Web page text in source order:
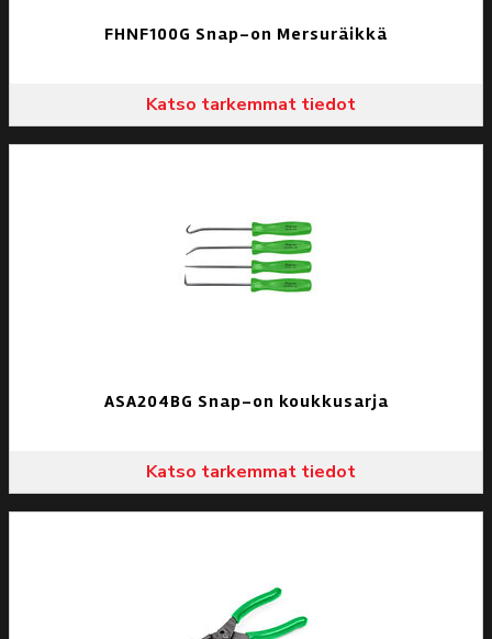
FHNF100G Snap-on Mersuräikkä
Katso tarkemmat tiedot
ASA204BG Snap-on koukkusarja
Katso tarkemmat tiedot